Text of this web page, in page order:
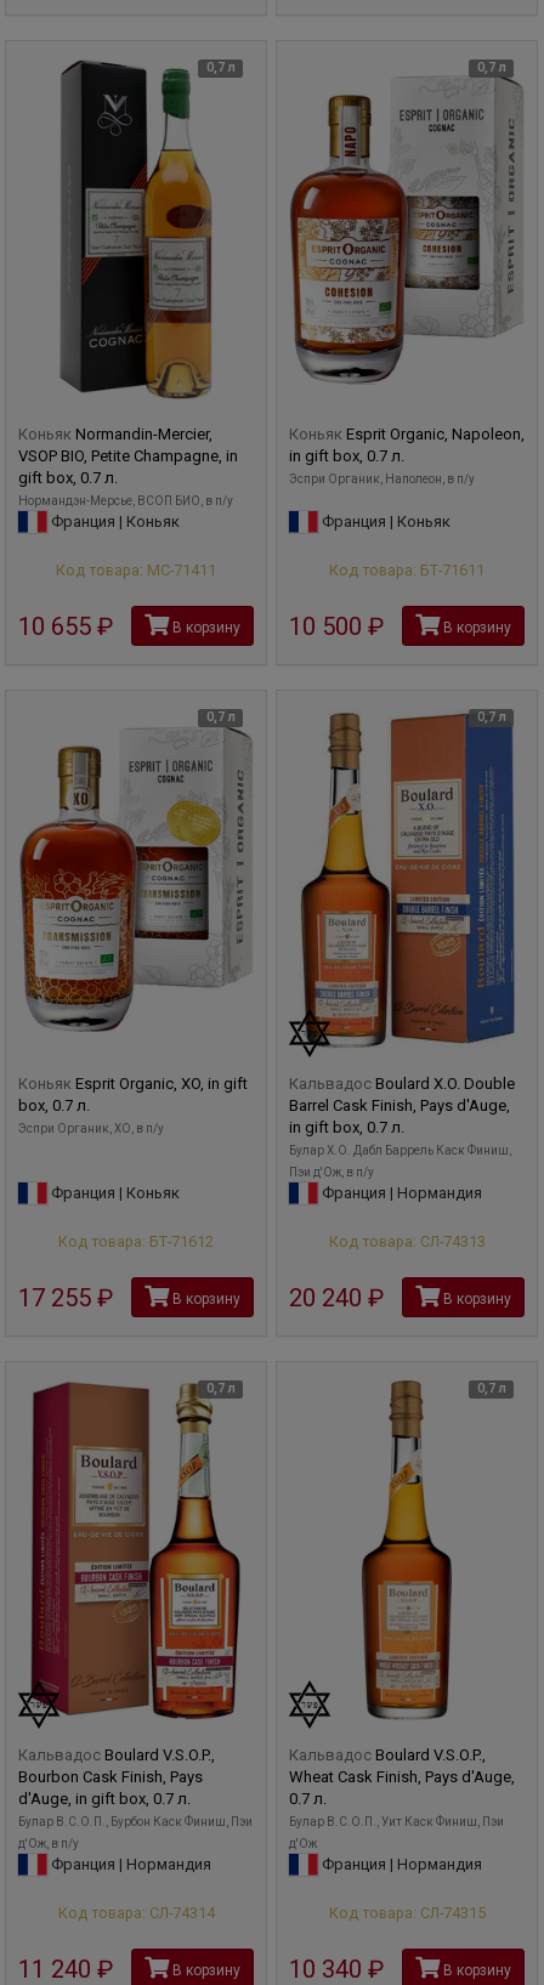
0,7 л
Коньяк Normandin-Mercier,
VSOP BIO, Petite Champagne, in
gift box, 0.7 л.
Нормандэн-Мерсье, ВСОП БИО, в п/у
Франция | Коньяк
Код товара: МС-71411
10 655 рубВ корзину
0,7 л
Коньяк Esprit Organic, Napoleon,
in gift box, 0.7 л.
Эспри Органик, Наполеон, в п/у
Франция | Коньяк
Код товара: БТ-71611
10 500 рубВ корзину
0,7 л
Коньяк Esprit Organic, XO, in gift
box, 0.7 л.
Эспри Органик, XO, в п/у
Франция | Коньяк
Код товара: БТ-71612
17 255 рубВ корзину
0,7 л
Кальвадос Boulard X.O. Double
Barrel Cask Finish, Pays d'Auge,
in gift box, 0.7 л.
Булар X.O. Дабл Баррель Каск Финиш,
Пэи д'Ож, в п/у
Франция | Нормандия
Код товара: СЛ-74313
20 240 рубВ корзину
0,7 л
Кальвадос Boulard V.S.O.P.,
Bourbon Cask Finish, Pays
d'Auge, in gift box, 0.7 л.
Булар В.С.О.П., Бурбон Каск Финиш, Пэи
д'Ож, в п/у
Франция | Нормандия
Код товара: СЛ-74314
11 240 рубВ корзину
0,7 л
Кальвадос Boulard V.S.O.P.,
Wheat Cask Finish, Pays d'Auge,
0.7 л.
Булар В.С.О.П., Уит Каск Финиш, Пэи
д'Ож
Франция | Нормандия
Код товара: СЛ-74315
10 340 рубВ корзину